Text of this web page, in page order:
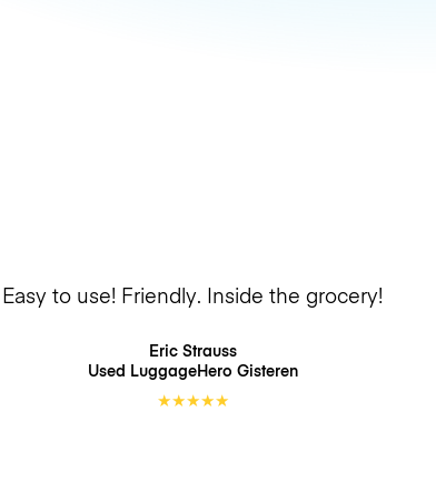
Easy to use! Friendly. Inside the grocery!
Eric Strauss
Used LuggageHero Gisteren
★★★★★